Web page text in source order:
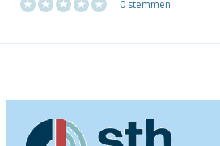
0 stemmen